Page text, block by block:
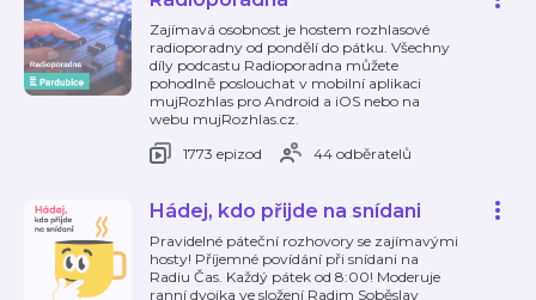
Zajímavá osobnost je hostem rozhlasové
radioporadny od pondělí do pátku. Všechny
díly podcastu Radioporadna můžete
pohodlně poslouchat v mobilní aplikaci
mujRozhlas pro Android a iOS nebo na
webu mujRozhlas.cz.
1773 epizod
44 odběratelů
Hádej, kdo přijde na snídani
Pravidelné páteční rozhovory se zajímavými
hosty! Příjemné povídání při snídani na
Radiu Čas. Každý pátek od 8:00! Moderuje
ranní dvojka ve složení Radim Soběslav